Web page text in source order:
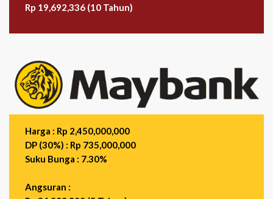
Rp 19,692,336 (10 Tahun)
Harga : Rp 2,450,000,000
DP (30%) : Rp 735,000,000
Suku Bunga : 7.30%
Angsuran :